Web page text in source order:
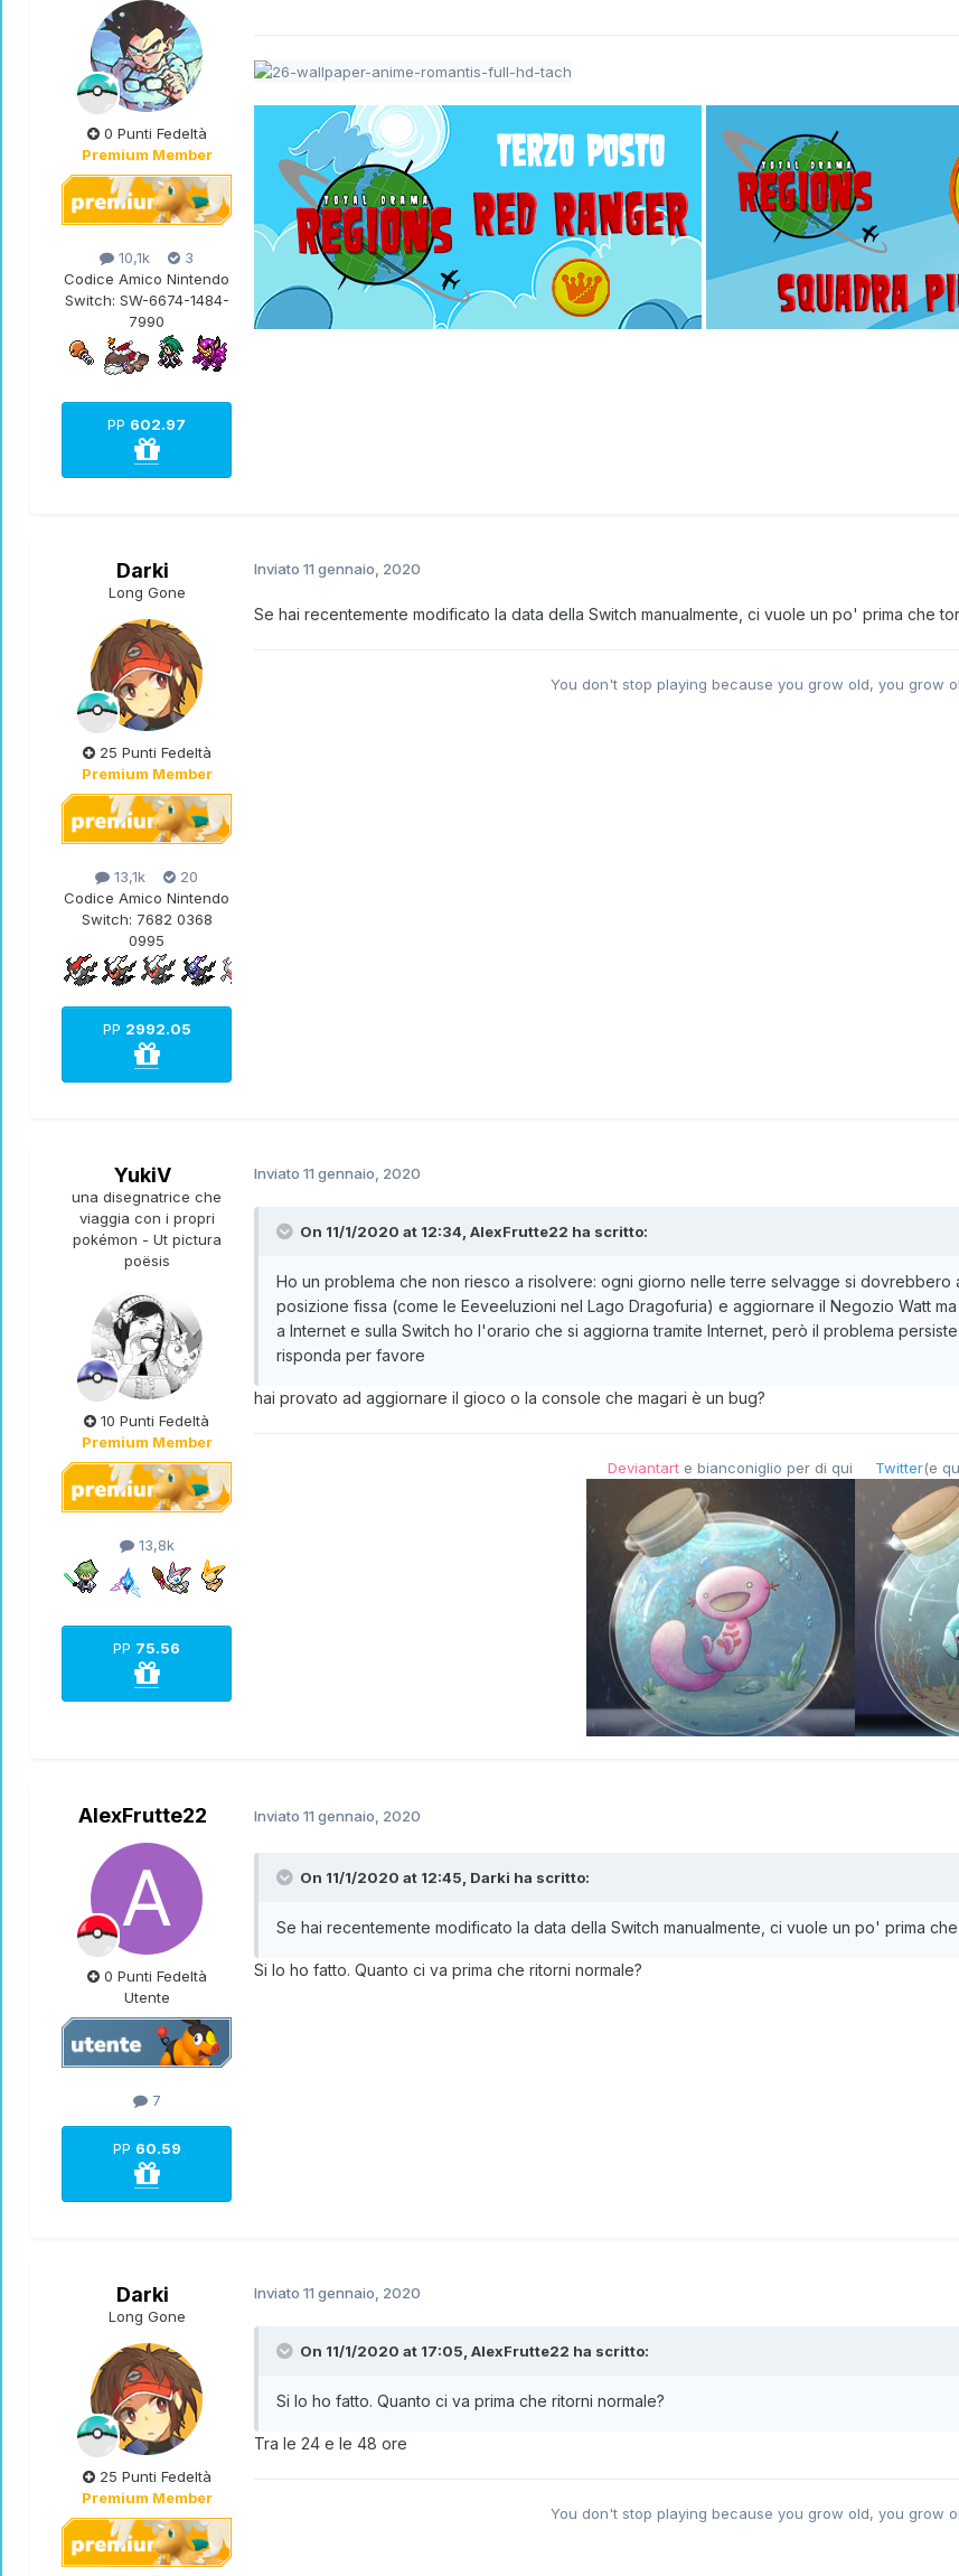
0 Punti Fedeltà
Premium Member
10,1k
3
Codice Amico Nintendo
Switch: SW-6674-1484-
7990
PP 602.97
Darki
Long Gone
25 Punti Fedeltà
Premium Member
13,1k
20
Codice Amico Nintendo
Switch: 7682 0368
0995
PP 2992.05
Inviato 11 gennaio, 2020
Se hai recentemente modificato la data della Switch manualmente, ci vuole un po' prima che
You don't stop playing because you grow old, you grow
YukiV
una disegnatrice che
viaggia con i propri
pokémon - Ut pictura
poësis
10 Punti Fedeltà
Premium Member
13,8k
PP 75.56
Inviato 11 gennaio, 2020
On 11/1/2020 at 12:34, AlexFrutte22 ha scritto:
Ho un problema che non riesco a risolvere: ogni giorno nelle terre selvagge si dovrebbero
posizione fissa (come le Eeveeluzioni nel Lago Dragofuria) e aggiornare il Negozio Watt
a Internet e sulla Switch ho l'orario che si aggiorna tramite Internet, però il problema
risponda per favore
hai provato ad aggiornare il gioco o la console che magari è un bug?
Deviantart e bianconiglio per di qui Twitter(e
AlexFrutte22
0 Punti Fedeltà
Utente
7
PP 60.59
Inviato 11 gennaio, 2020
On 11/1/2020 at 12:45, Darki ha scritto:
Se hai recentemente modificato la data della Switch manualmente, ci vuole un po' prima
Si lo ho fatto. Quanto ci va prima che ritorni normale?
Darki
Long Gone
25 Punti Fedeltà
Premium Member
Inviato 11 gennaio, 2020
On 11/1/2020 at 17:05, AlexFrutte22 ha scritto:
Si lo ho fatto. Quanto ci va prima che ritorni normale?
Tra le 24 e le 48 ore
You don't stop playing because you grow old, you grow